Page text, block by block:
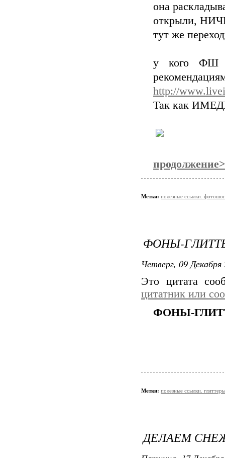
она
открыли,
тут же
у кого ФШ
http://
Так как
Метки: полезные ссылки.
ФОНЫ-
Четверг, 09
Это цитата
цитатник или
ФОНЫ-
Метки: полезные ссылки. глиттеры
ДЕЛАЕМ